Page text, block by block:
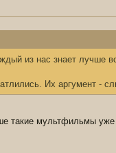
из нас знает лучше
Их аргумент -
такие мультфильмы